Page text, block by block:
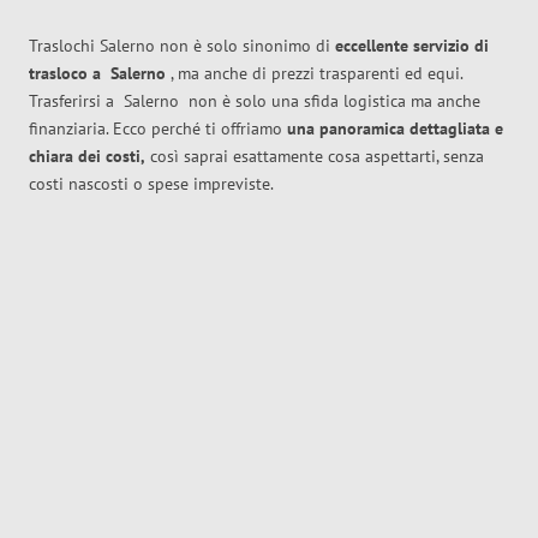
Traslochi Salerno non è solo sinonimo di eccellente servizio di
trasloco a Salerno , ma anche di prezzi trasparenti ed equi.
Trasferirsi a Salerno non è solo una sfida logistica ma anche
finanziaria. Ecco perché ti offriamo una panoramica dettagliata e
chiara dei costi, così saprai esattamente cosa aspettarti, senza
costi nascosti o spese impreviste.